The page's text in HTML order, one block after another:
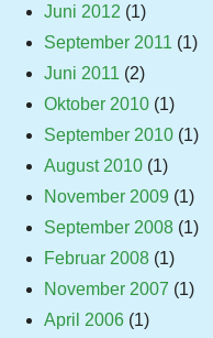
Juni 2012 (1)
September 2011 (1)
Juni 2011 (2)
Oktober 2010 (1)
September 2010 (1)
August 2010 (1)
November 2009 (1)
September 2008 (1)
Februar 2008 (1)
November 2007 (1)
April 2006 (1)